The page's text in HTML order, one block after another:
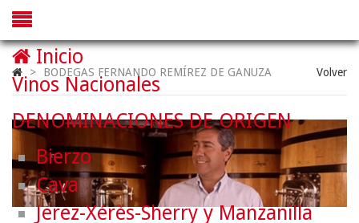
> BODEGAS FERNANDO REMÍREZ DE GANUZA Volver
Inicio
Vinos Nacionales
DENOMINACIONES DE ORIGEN
Bierzo
Cava
Jerez-Xérès-Sherry y Manzanilla